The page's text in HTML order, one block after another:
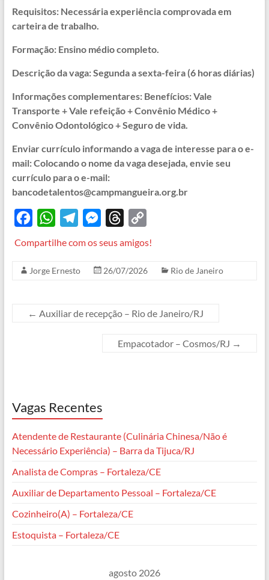
Requisitos: Necessária experiência comprovada em
carteira de trabalho.
Formação: Ensino médio completo.
Descrição da vaga: Segunda a sexta-feira (6 horas diárias)
Informações complementares: Benefícios: Vale
Transporte + Vale refeição + Convênio Médico +
Convênio Odontológico + Seguro de vida.
Enviar currículo informando a vaga de interesse para o e-
mail: Colocando o nome da vaga desejada, envie seu
currículo para o e-mail:
bancodetalentos@campmangueira.org.br
e
W
t
A
e
r
M
s
e
y
k
Compartilhe com os seus amigos!
Jorge Ernesto 26/07/2026 Rio de Janeiro
← Auxiliar de recepção – Rio de Janeiro/RJ
Empacotador – Cosmos/RJ →
Vagas Recentes
Atendente de Restaurante (Culinária Chinesa/Não é
Necessário Experiência) – Barra da Tijuca/RJ
Analista de Compras – Fortaleza/CE
Auxiliar de Departamento Pessoal – Fortaleza/CE
Cozinheiro(A) – Fortaleza/CE
Estoquista – Fortaleza/CE
agosto 2026